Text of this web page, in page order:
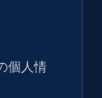
Mfr
high,
個人情